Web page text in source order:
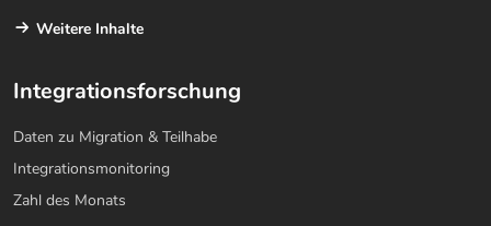
Weitere Inhalte
Integrationsforschung
Daten zu Migration & Teilhabe
Integrationsmonitoring
Zahl des Monats